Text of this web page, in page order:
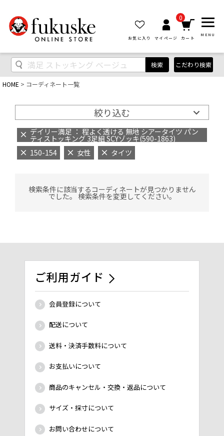
お気に入り マイページ
0
カート
MENU
検索 こだわり検索
HOME コーディネート一覧
絞り込む
デイリー満足 ： 程よく透ける 無地 シアータイツ パン
ティストッキング 3足組 SCYゾッキ(590-1863)
150-154
女性 タイツ
検索条件に該当するコーディネートが見つかりません
でした。 検索条件を変更してください。
ご利用ガイド
会員登録について
配送について
送料・決済手数料について
お支払いについて
商品のキャンセル・交換・返品について
サイズ・採寸について
お問い合わせについて